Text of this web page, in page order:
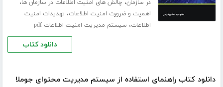
در سازمان، چالش های امنیت اطلاعات در سازمان ها،
اهمیت و ضرورت امنیت اطلاعات، تهدیدات امنیت
اطلاعات، سیستم مدیریت امنیت اطلاعات pdf
دانلود کتاب
دانلود کتاب راهنمای استفاده از سیستم مدیریت محتوای جوملا